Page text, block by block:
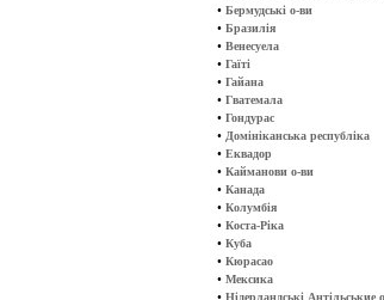
• Бермудські о-ви
• Бразилія
• Венесуела
• Гаїті
• Гайана
• Гватемала
• Гондурас
• Домініканська республіка
• Еквадор
• Кайманови о-ви
• Канада
• Колумбія
• Коста-Ріка
• Куба
• Кюрасао
• Мексика
• Нідерландські Антільськие